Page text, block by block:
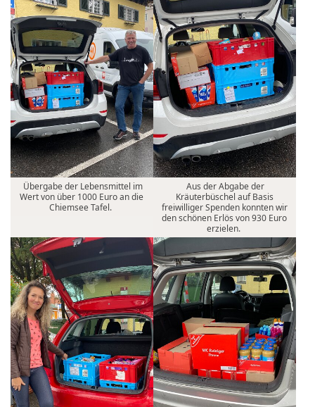
Übergabe der Lebensmittel im
Wert von über 1000 Euro an die
Chiemsee Tafel.
Aus der Abgabe der
Kräuterbüschel auf Basis
freiwilliger Spenden konnten wir
den schönen Erlös von 930 Euro
erzielen.